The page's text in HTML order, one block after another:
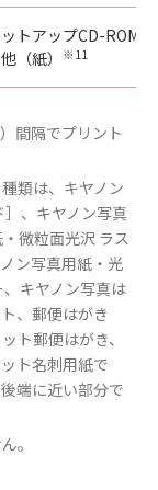
トアップCD-ROM
（紙） ※11
間隔でプリント
類は、キヤノン
、キヤノン写真
微粒面光沢 ラス
ン写真用紙・光
キヤノン写真は
、郵便はがき
ト郵便はがき、
ト名刺用紙で
端に近い部分で
。